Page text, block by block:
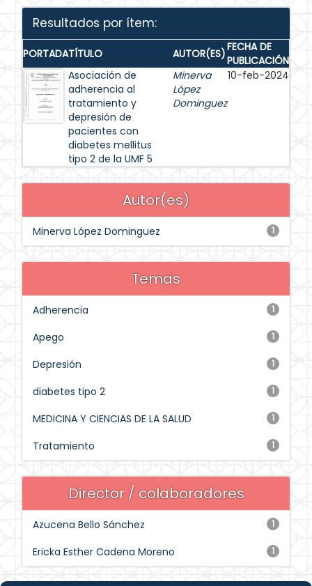
Resultados por ítem:
PORTADATÍTULO AUTOR(ES)FECHA DE
PUBLICACIÓN
Asociación de
adherencia al
tratamiento y
depresión de
pacientes con
diabetes mellitus
tipo 2 de la UMF 5
Minerva
López
Dominguez
10-feb-2024
Autor(es)
1
Minerva López Dominguez
Temas
1
Adherencia
1
Apego
1
Depresión
1
diabetes tipo 2
1
MEDICINA Y CIENCIAS DE LA SALUD
1
Tratamiento
Director / colaboradores
1
Azucena Bello Sánchez
1
Ericka Esther Cadena Moreno